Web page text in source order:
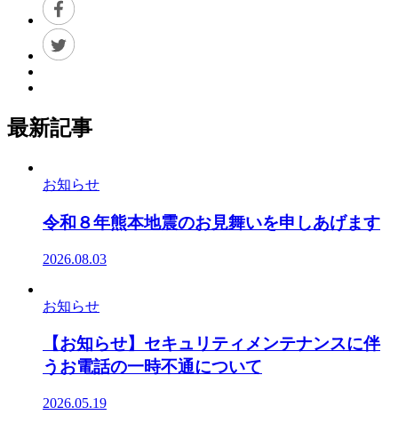
最新記事
お知らせ
令和８年熊本地震のお見舞いを申しあげます
2026.08.03
お知らせ
【お知らせ】セキュリティメンテナンスに伴
うお電話の一時不通について
2026.05.19